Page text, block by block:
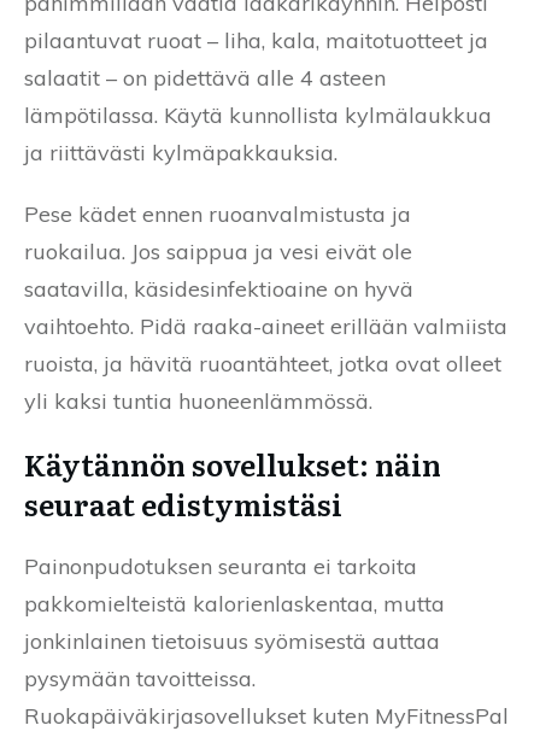
pilaantuvat ruoat – liha, kala, maitotuotteet ja
salaatit – on pidettävä alle 4 asteen
lämpötilassa. Käytä kunnollista kylmälaukkua
ja riittävästi kylmäpakkauksia.
Pese kädet ennen ruoanvalmistusta ja
ruokailua. Jos saippua ja vesi eivät ole
saatavilla, käsidesinfektioaine on hyvä
vaihtoehto. Pidä raaka-aineet erillään valmiista
ruoista, ja hävitä ruoantähteet, jotka ovat olleet
yli kaksi tuntia huoneenlämmössä.
Käytännön sovellukset: näin
seuraat edistymistäsi
Painonpudotuksen seuranta ei tarkoita
pakkomielteistä kalorienlaskentaa, mutta
jonkinlainen tietoisuus syömisestä auttaa
pysymään tavoitteissa.
Ruokapäiväkirjasovellukset kuten MyFitnessPal